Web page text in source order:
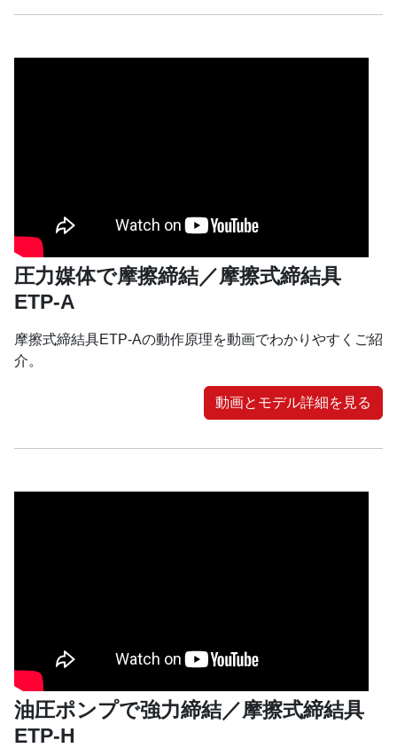
圧力媒体で摩擦締結／摩擦式締結具
ETP-A
摩擦式締結具ETP-Aの動作原理を動画でわかりやすくご紹
介。
動画とモデル詳細を見る
油圧ポンプで強力締結／摩擦式締結具
ETP-H